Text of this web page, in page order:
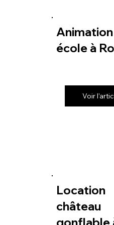
Animation
école à
Voir
Location
château
gonflable